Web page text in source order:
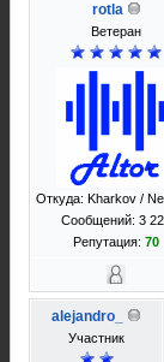
rotla
Ветеран
Откуда: Kharkov /
Сообщений: 3
Репутация: 70
alejandro_
Участник